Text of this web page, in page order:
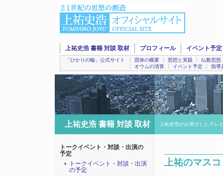
上祐史浩 書籍 対談 取材 プロフィール イベント予定
「ひかりの輪」公式サイト 団体の概要 思想と実践
仏教思想
オウムの清算
イベント予定 指導
上祐史浩 書籍 対談 取材 上祐史浩がお受けしたテレ
上祐のマス
トークイベント・対談・出演の
予定
トークイベント・対談・出演
の予定